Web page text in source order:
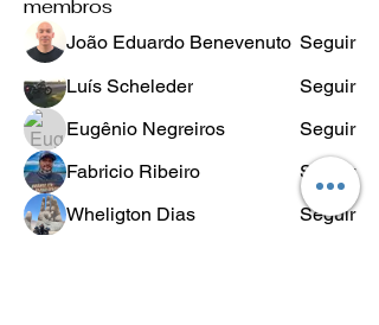
membros
João Eduardo Benevenuto Seguir
Luís Scheleder
Seguir
Eugênio Negreiros
Seguir
Fabricio Ribeiro
Seguir
Wheligton Dias
Seguir